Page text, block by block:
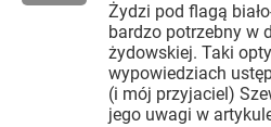
Żydzi pod flagą
bardzo potrzebny w
żydowskiej. Taki
wypowiedziach
(i mój przyjaciel)
jego uwagi w